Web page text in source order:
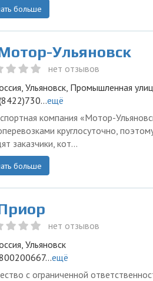
больше
Ульяновск
нет отзывов
Ульяновск, Промышленная
ещё
компания «Мотор-
круглосуточно,
заказчики, кот...
больше
нет отзывов
Ульяновск
ещё
с ограниченной